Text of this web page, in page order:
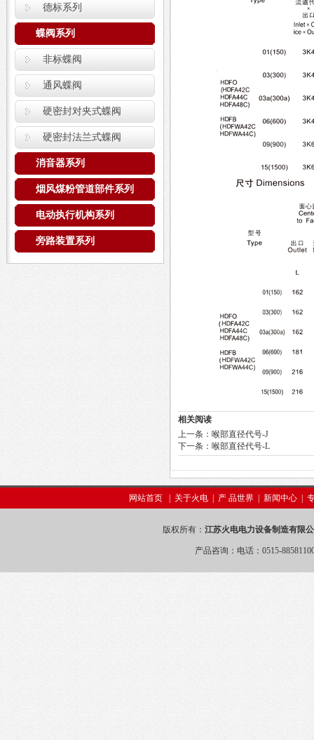
德标系列
蝶阀系列
非标蝶阀
通风蝶阀
硬密封对夹式蝶阀
硬密封法兰式蝶阀
消音器系列
烟风煤粉管道部件系列
电动执行机构系列
旁路装置系列
相关阅读
上一条： 喉部直径代号-J
下一条： 喉部直径代号-L
网站首页 关于火电 产 品世界 新闻中心
版权所有： 江苏火电电力设备制造有限
产品咨询：电话：0515-